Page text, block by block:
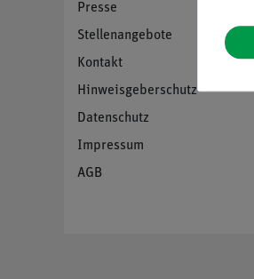
Presse
Stellenangebote
Kontakt
Hinweisgeberschutz
Datenschutz
Impressum
AGB